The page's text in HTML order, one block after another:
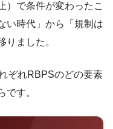
）で条件が変わったこ
い時代」から「規制は
りました。
ぞれRBPSのどの要素
です。